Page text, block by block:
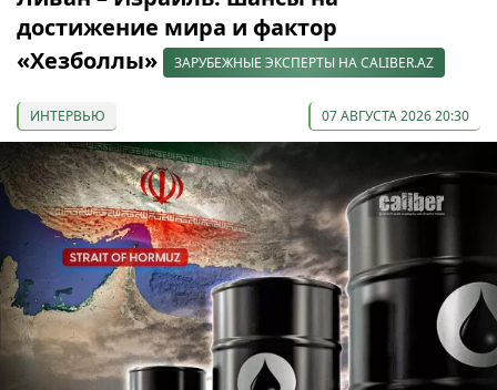
достижение мира и фактор
«Хезболлы»
ЗАРУБЕЖНЫЕ ЭКСПЕРТЫ НА CALIBER.AZ
ИНТЕРВЬЮ 07 АВГУСТА 2026 20:30